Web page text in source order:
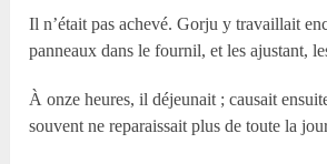
Il n’était pas achevé. Gorju y travaillait
panneaux dans le fournil, et les ajustant,
À onze heures, il déjeunait ; causait
souvent ne reparaissait plus de toute la